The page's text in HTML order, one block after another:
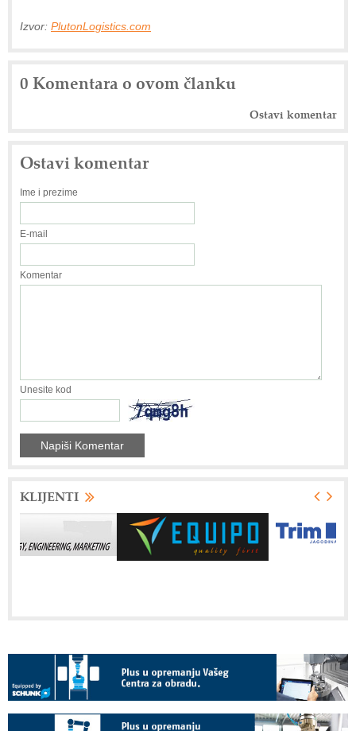
Izvor: PlutonLogistics.com
0 Komentara o ovom članku
Ostavi komentar
Ostavi komentar
Ime i prezime
E-mail
Komentar
Unesite kod
KLIJENTI